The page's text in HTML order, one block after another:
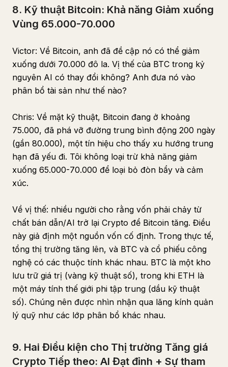
8. Kỹ thuật Bitcoin: Khả năng Giảm xuống
Vùng 65.000-70.000
Victor: Về Bitcoin, anh đã đề cập nó có thể giảm
xuống dưới 70.000 đô la. Vị thế của BTC trong kỷ
nguyên AI có thay đổi không? Anh đưa nó vào
phân bổ tài sản như thế nào?
Chris: Về mặt kỹ thuật, Bitcoin đang ở khoảng
75.000, đã phá vỡ đường trung bình động 200 ngày
(gần 80.000), một tín hiệu cho thấy xu hướng trung
hạn đã yếu đi. Tôi không loại trừ khả năng giảm
xuống 65.000-70.000 để loại bỏ đòn bẩy và cảm
xúc.
Về vị thế: nhiều người cho rằng vốn phải chảy từ
chất bán dẫn/AI trở lại Crypto để Bitcoin tăng. Điều
này giả định một nguồn vốn cố định. Trong thực tế,
tổng thị trường tăng lên, và BTC và cổ phiếu công
nghệ có các thuộc tính khác nhau. BTC là một kho
lưu trữ giá trị (vàng kỹ thuật số), trong khi ETH là
một máy tính thế giới phi tập trung (dầu kỹ thuật
số). Chúng nên được nhìn nhận qua lăng kính quản
lý quỹ như các lớp phân bổ khác nhau.
9. Hai Điều kiện cho Thị trường Tăng giá
Crypto Tiếp theo: AI Đạt đỉnh + Sự tham